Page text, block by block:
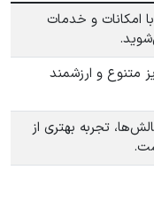
امکانات و خدمات
متنوع و ارزشمند
تجربه بهتری از